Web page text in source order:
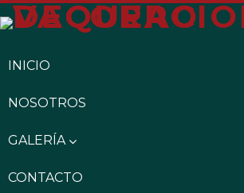
INICIO
NOSOTROS
GALERÍA
CONTACTO